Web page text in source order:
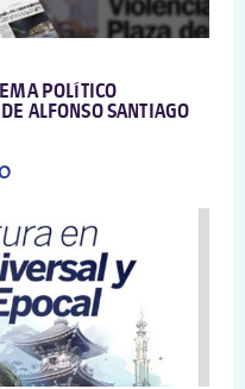
POLÍTICO
ALFONSO SANTIAGO